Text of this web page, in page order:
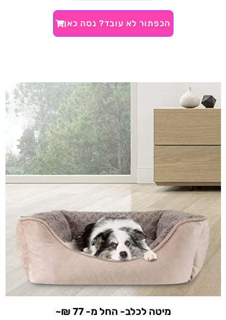
הכפתור לא עובד? נסה כאן
מיטה לכלב- החל מ- 77 ₪~